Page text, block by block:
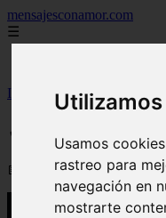
Usamos
rastreo para
navegación en
mostrarte
mensajesconamor.com
☰
Inicio imagenesde ✓
✓ Hasta que la
📅 29/09/2024